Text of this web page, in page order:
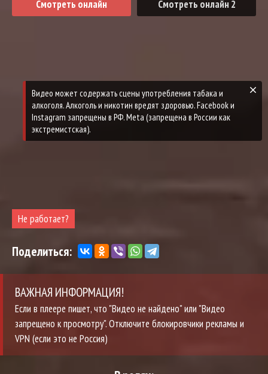
Смотреть онлайн Смотреть онлайн 2
Не работает?
Поделиться:
ВАЖНАЯ ИНФОРМАЦИЯ!
Если в плеере пишет, что "Видео не найдено" или "Видео
запрещено к просмотру". Отключите блокировчики рекламы и
VPN (если это не Россия)